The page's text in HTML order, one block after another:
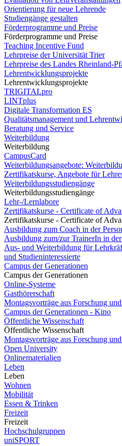
Orientierung für neue Lehrende
Studiengänge gestalten
Förderprogramme und Preise
Förderprogramme und Preise
Teaching Incentive Fund
Lehrpreise der Universität Trier
Lehrpreise des Landes Rheinland-
Lehrentwicklungsprojekte
Lehrentwicklungsprojekte
TRIGITALpro
LINTplus
Digitale Transformation ES
Qualitätsmanagement und
Beratung und Service
Weiterbildung
Weiterbildung
CampusCard
Weiterbildungsangebote:
Zertifikatskurse, Angebote für
Weiterbildungsstudiengänge
Weiterbildungsstudiengänge
Lehr-/Lernlabore
Zertifikatskurse - Certificate of
Zertifikatskurse - Certificate of
Ausbildung zum Coach in der
Ausbildung zum/zur TrainerIn in
Aus- und Weiterbildung für
und Studieninteressierte
Campus der Generationen
Campus der Generationen
Online-Systeme
Gasthörerschaft
Montagsvorträge aus Forschung
Campus der Generationen - Kino
Öffentliche Wissenschaft
Öffentliche Wissenschaft
Montagsvorträge aus Forschung
Open University
Onlinematerialien
Leben
Leben
Wohnen
Mobilität
Essen & Trinken
Freizeit
Freizeit
Hochschulgruppen
uniSPORT